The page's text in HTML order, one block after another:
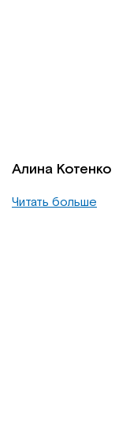
Алина Котенко
Читать больше